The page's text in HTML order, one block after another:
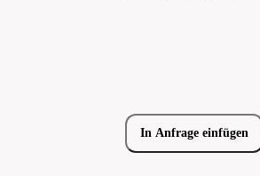
In Anfrage einfügen